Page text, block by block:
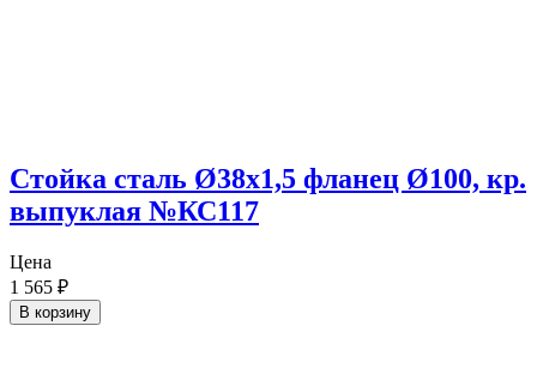
Стойка сталь Ø38х1,5 фланец Ø100, кр.
выпуклая №КС117
Цена
1 565 ₽
В корзину